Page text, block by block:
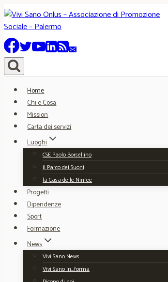
Salta
al
contenuto
Home
Chi e Cosa
Mission
Carta dei servizi
Luoghi
CSE Paolo Borsellino
il Parco dei Suoni
la Casa delle Ninfee
Progetti
Dipendenze
Sport
Formazione
News
Vivi Sano News
Vivi Sano in…forma